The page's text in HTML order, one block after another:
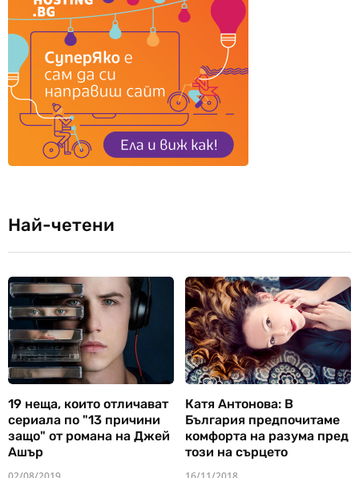
Най-четени
19 неща, които отличават
сериала по "13 причини
защо" от романа на Джей
Ашър
Катя Антонова: В
България предпочитаме
комфорта на разума пред
този на сърцето